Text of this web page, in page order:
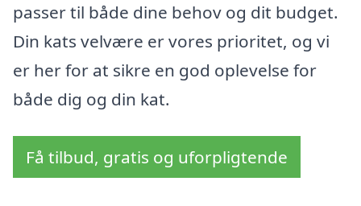
passer til både dine behov og dit budget.
Din kats velvære er vores prioritet, og vi
er her for at sikre en god oplevelse for
både dig og din kat.
Få tilbud, gratis og uforpligtende